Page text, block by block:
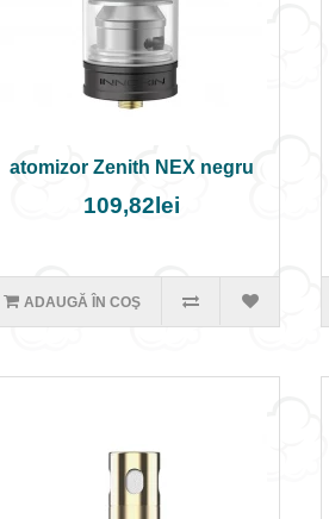
atomizor Zenith NEX negru
109,82lei
ADAUGĂ ÎN COŞ